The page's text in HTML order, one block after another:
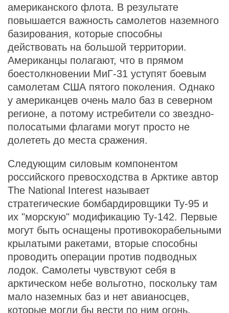
американского флота. В результате
повышается важность самолетов наземного
базирования, которые способны
действовать на большой территории.
Американцы полагают, что в прямом
боестолкновении МиГ-31 уступят боевым
самолетам США пятого поколения. Однако
у американцев очень мало баз в северном
регионе, а потому истребители со звездно-
полосатыми флагами могут просто не
долететь до места сражения.
Следующим силовым компонентом
российского превосходства в Арктике автор
The National Interest называет
стратегические бомбардировщики Ту-95 и
их "морскую" модификацию Ту-142. Первые
могут быть оснащены противокорабельными
крылатыми ракетами, вторые способны
проводить операции против подводных
лодок. Самолеты чувствуют себя в
арктическом небе вольготно, поскольку там
мало наземных баз и нет авианосцев,
которые могли бы вести по ним огонь.